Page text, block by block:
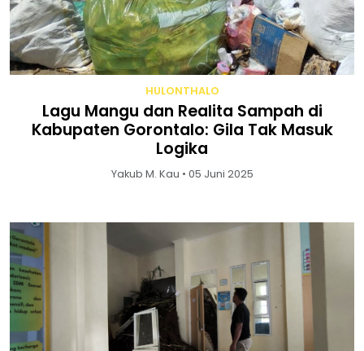
HULONTHALO
Lagu Mangu dan Realita Sampah di
Kabupaten Gorontalo: Gila Tak Masuk
Logika
Yakub M. Kau • 05 Juni 2025